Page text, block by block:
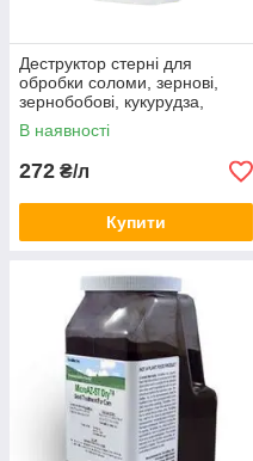
Деструктор стерні для
обробки соломи, зернові,
зернобобові, кукурудза,
соняшник, ріпак, буряк
В наявності
272 ₴/л
Купити